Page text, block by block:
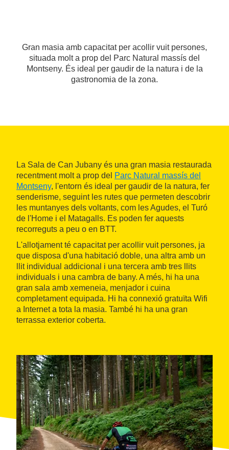
Gran masia amb capacitat per acollir vuit persones,
situada molt a prop del Parc Natural massís del
Montseny. És ideal per gaudir de la natura i de la
gastronomia de la zona.
La Sala de Can Jubany és una gran masia restaurada
recentment molt a prop del Parc Natural massís del
Montseny, l'entorn és ideal per gaudir de la natura, fer
senderisme, seguint les rutes que permeten descobrir
les muntanyes dels voltants, com les Agudes, el Turó
de l'Home i el Matagalls. Es poden fer aquests
recorreguts a peu o en BTT.
L'allotjament té capacitat per acollir vuit persones, ja
que disposa d'una habitació doble, una altra amb un
llit individual addicional i una tercera amb tres llits
individuals i una cambra de bany. A més, hi ha una
gran sala amb xemeneia, menjador i cuina
completament equipada. Hi ha connexió gratuïta Wifi
a Internet a tota la masia. També hi ha una gran
terrassa exterior coberta.